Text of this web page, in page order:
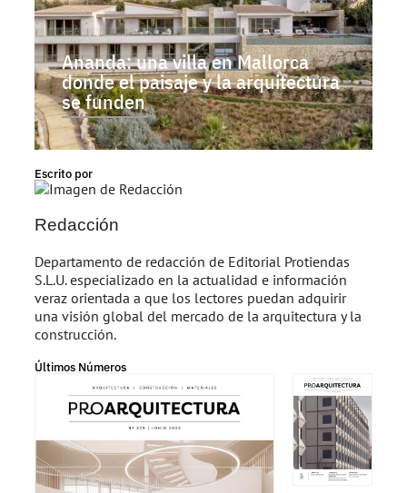
Ananda: una villa en Mallorca
donde el paisaje y la arquitectura
se funden
Escrito por
Redacción
Departamento de redacción de Editorial Protiendas
S.L.U. especializado en la actualidad e información
veraz orientada a que los lectores puedan adquirir
una visión global del mercado de la arquitectura y la
construcción.
Últimos Números